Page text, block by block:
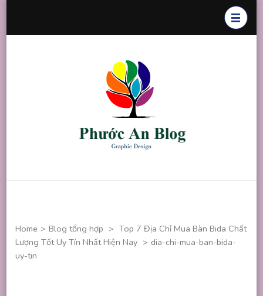
Home > Blog tổng hợp > Top 7 Địa Chỉ Mua Bàn Bida Chất
Lượng Tốt Uy Tín Nhất Hiện Nay > dia-chi-mua-ban-bida-
uy-tin